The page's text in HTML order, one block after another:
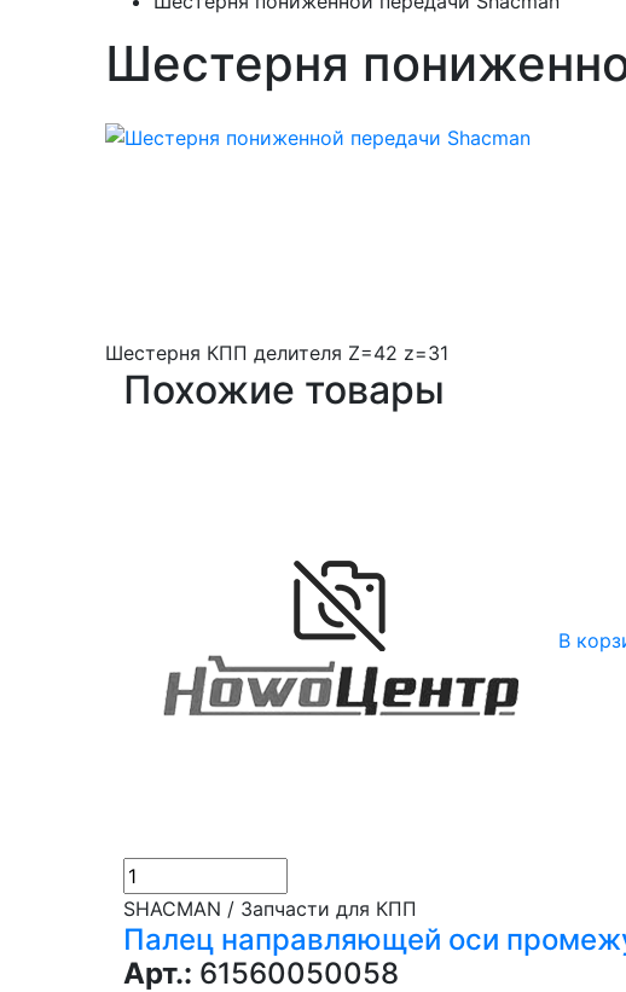
Шестерня
Шестерня КПП делителя Z=42 z=31
Похожие товары
В
SHACMAN / Запчасти для КПП
Палец направляющей оси
Арт.: 61560050058